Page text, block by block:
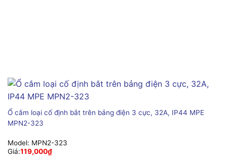
Ổ cắm loại cố định bắt trên bảng điện 3 cực, 32A, IP44 MPE
MPN2-323
Model: MPN2-323
Giá:119,000₫